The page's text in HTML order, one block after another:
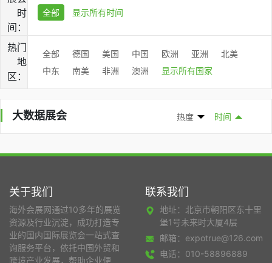
时
间：
全部 显示所有时间
热门
地
区：
全部 德国 美国 中国 欧洲 亚洲
北美
中东
南美 非洲 澳洲 显示所有国家
大数据展会 热度 时间
关于我们
海外会展网通过10多年的展览
资源及行业沉淀，成功打造专
业的国内国际展览会一站式查
询服务平台，依托中国外贸和
跨境产业发展，帮助企业便
联系我们
地址：北京市朝阳区东十里
堡1号未来时大厦4层
邮箱：expotrue@126.com
电话：010-58896889